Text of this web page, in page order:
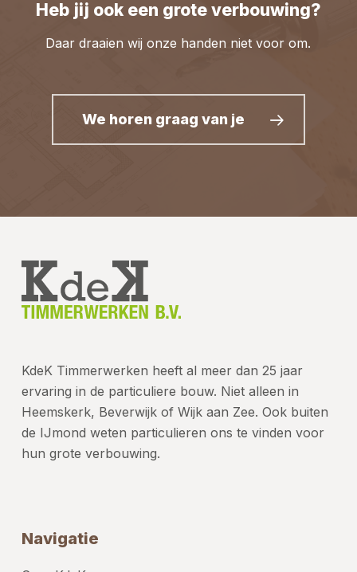
Heb jij ook een grote verbouwing?
Daar draaien wij onze handen niet voor om.
We horen graag van je
KdeK Timmerwerken heeft al meer dan 25 jaar
ervaring in de particuliere bouw. Niet alleen in
Heemskerk, Beverwijk of Wijk aan Zee. Ook buiten
de IJmond weten particulieren ons te vinden voor
hun grote verbouwing.
Navigatie